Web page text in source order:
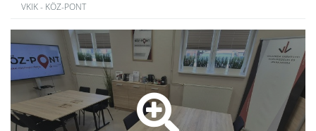
VKIK - KÖZ-PONT